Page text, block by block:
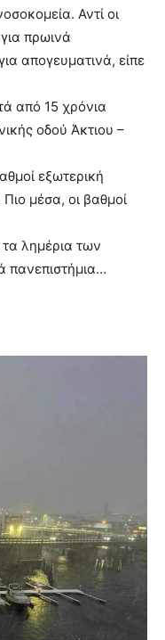
Αντί οι
πρωινά
απογευματινά, είπε
από 15 χρόνια
οδού Άκτιου –
εξωτερική
μέσα, οι βαθμοί
τα λημέρια των
πανεπιστήμια…